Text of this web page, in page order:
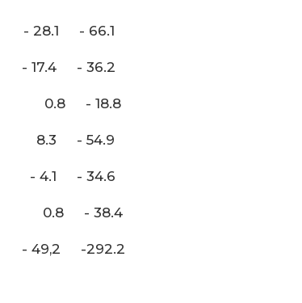
- 66.1
- 36.2
- 18.8
54.9
- 34.6
- 38.4
-292.2